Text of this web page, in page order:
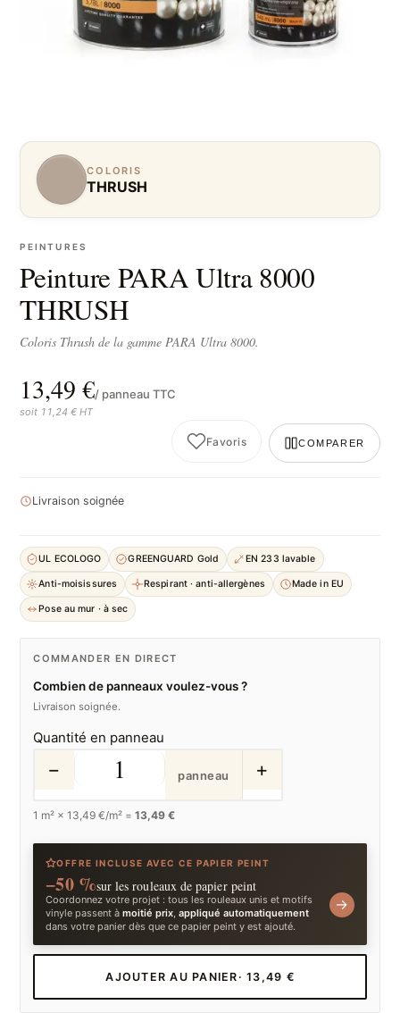
COLORIS
THRUSH
PEINTURES
Peinture PARA Ultra 8000
THRUSH
Coloris Thrush de la gamme PARA Ultra 8000.
13,49 €/ panneau TTC
soit 11,24 € HT
Favoris COMPARER
Livraison soignée
UL ECOLOGO GREENGUARD Gold EN 233 lavable
Anti-moisissures Respirant · anti-allergènes Made in EU
Pose au mur · à sec
COMMANDER EN DIRECT
Combien de panneaux voulez-vous ?
Livraison soignée.
Quantité en panneau
− panneau +
1 m² ×13,49 €/m² =13,49 €
OFFRE INCLUSE AVEC CE PAPIER PEINT
−50 %sur les rouleaux de papier peint
Coordonnez votre projet : tous les rouleaux unis et motifs
vinyle passent àmoitié prix,appliqué automatiquement
dans votre panier dès que ce papier peint y est ajouté.
→
AJOUTER AU PANIER · 13,49 €